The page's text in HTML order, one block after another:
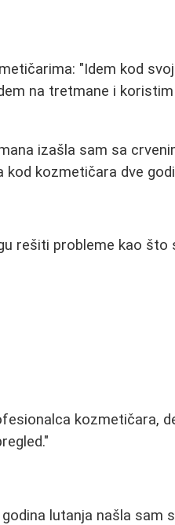
"Idem kod
na tretmane i
izašla sam sa
kozmetičara dve
rešiti probleme kao što
kozmetičara,
lutanja našla sam